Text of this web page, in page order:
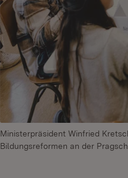
Ministerpräsident Winfried
Bildungsreformen an der